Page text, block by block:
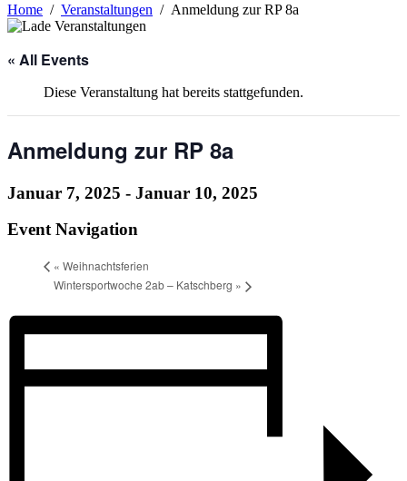
Home
Veranstaltungen Anmeldung zur RP 8a
« All Events
Diese Veranstaltung hat bereits stattgefunden.
Anmeldung zur RP 8a
Januar 7, 2025 - Januar 10, 2025
Event Navigation
« Weihnachtsferien
Wintersportwoche 2ab – Katschberg »